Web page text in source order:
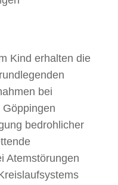
Kind erhalten die
bei
bedrohlicher
Atemstörungen